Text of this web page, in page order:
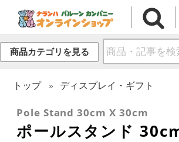
商品カテゴリを見る
トップ ディスプレイ・ギフト
Pole Stand 30cm X 30cm
ポールスタンド